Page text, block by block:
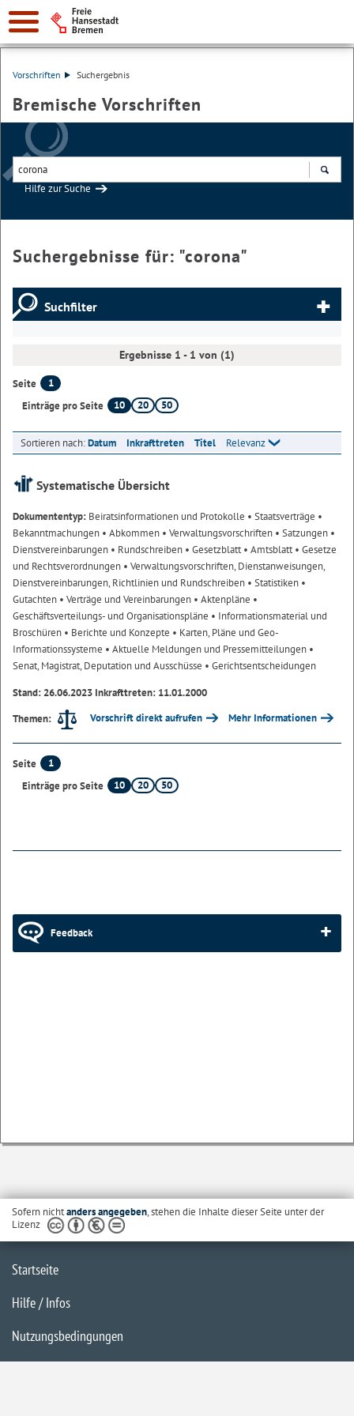
Vorschriften Suchergebnis
Bremische Vorschriften
Hilfe zur Suche
Suchergebnisse für: "corona"
Suchfilter
Ergebnisse 1 - 1 von (1)
Seite
1
Einträge pro Seite
10 20 50
Sortieren nach:Datum Inkrafttreten Titel Relevanz
Systematische Übersicht
Dokumententyp: Beiratsinformationen und Protokolle • Staatsverträge •
Bekanntmachungen • Abkommen • Verwaltungsvorschriften • Satzungen •
Dienstvereinbarungen • Rundschreiben • Gesetzblatt• Amtsblatt• Gesetze
und Rechtsverordnungen • Verwaltungsvorschriften, Dienstanweisungen,
Dienstvereinbarungen, Richtlinien und Rundschreiben • Statistiken •
Gutachten • Verträge und Vereinbarungen • Aktenpläne •
Geschäftsverteilungs- und Organisationspläne • Informationsmaterial und
Broschüren • Berichte und Konzepte • Karten, Pläne und Geo-
Informationssysteme • Aktuelle Meldungen und Pressemitteilungen •
Senat, Magistrat, Deputation und Ausschüsse • Gerichtsentscheidungen
Stand: 26.06.2023 Inkrafttreten: 11.01.2000
Themen:
Vorschrift direkt aufrufen Mehr Informationen
Seite
1
Einträge pro Seite
10 20 50
Feedback
Sofern nichtanders angegeben, stehen die Inhalte dieser Seite unter der
Lizenz
Startseite
Hilfe / Infos
Nutzungsbedingungen